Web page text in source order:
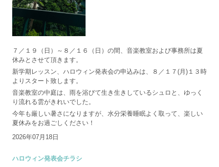
７／１９（日）～８／１６（日）の間、音楽教室および事務所は夏
休みとさせて頂きます。
新学期レッスン、ハロウィン発表会の申込みは、８／１７(月)１３時
よりスタート致します。
音楽教室の中庭は、雨を浴びて生き生きしているシュロと、ゆっく
り流れる雲がきれいでした。
今年も厳しい暑さになりますが、水分栄養睡眠よく取って、楽しい
夏休みをお過ごしください！
2026年07月18日
ハロウィン発表会チラシ